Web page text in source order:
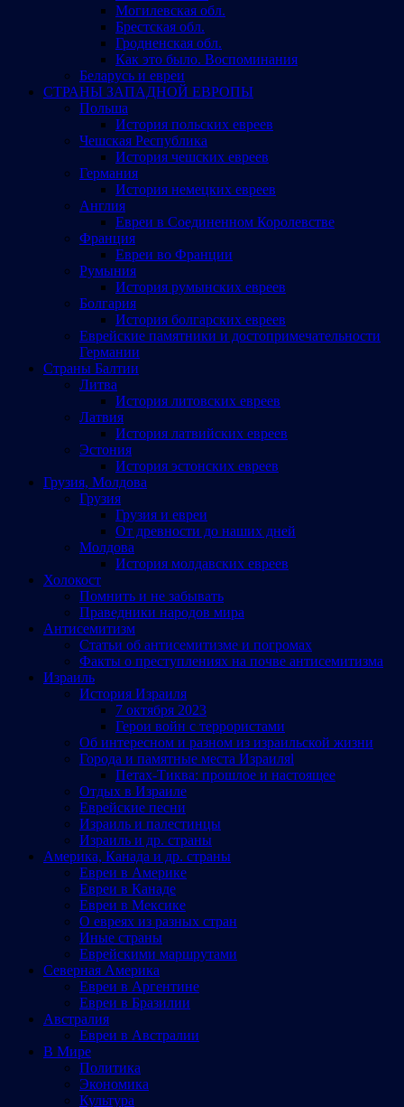
Могилевская обл.
Брестская обл.
Гродненская обл.
Как это было. Воспоминания
Беларусь и евреи
СТРАНЫ ЗАПАДНОЙ ЕВРОПЫ
Польша
История польских евреев
Чешская Республика
История чешских евреев
Германия
История немецких евреев
Англия
Евреи в Соединенном Королевстве
Франция
Евреи во Франции
Румыния
История румынских евреев
Болгария
История болгарских евреев
Еврейские памятники и достопримечательности
Германии
Страны Балтии
Литва
История литовских евреев
Латвия
История латвийских евреев
Эстония
История эстонских евреев
Грузия, Молдова
Грузия
Грузия и евреи
От древности до наших дней
Молдова
История молдавских евреев
Холокост
Помнить и не забывать
Праведники народов мира
Антисемитизм
Статьи об антисемитизме и погромах
Факты о преступлениях на почве антисемитизма
Израиль
История Израиля
7 октября 2023
Герои войн с террористами
Об интересном и разном из израильской жизни
Города и памятные места Израиляl
Петах-Тиква: прошлое и настоящее
Отдых в Израиле
Еврейские песни
Израиль и палестинцы
Израиль и др. страны
Америка, Канада и др. страны
Евреи в Америке
Евреи в Канаде
Евреи в Мексике
О евреях из разных стран
Иные страны
Еврейскими маршрутами
Северная Америка
Евреи в Аргентине
Евреи в Бразилии
Австралия
Евреи в Австралии
В Мире
Политика
Экономика
Культура